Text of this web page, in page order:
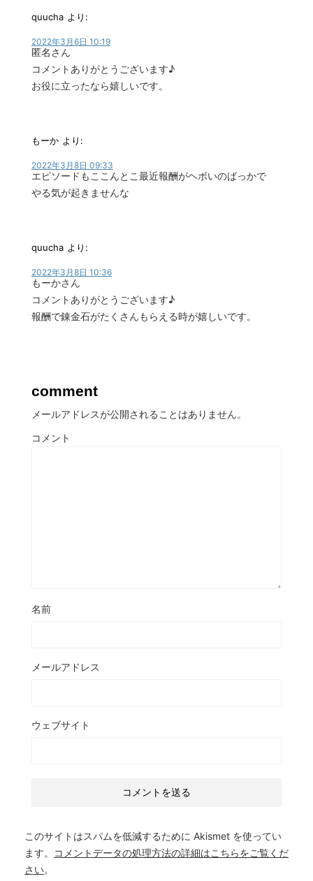
quucha より:
2022年3月6日 10:19
匿名さん
コメントありがとうございます♪
お役に立ったなら嬉しいです。
もーか より:
2022年3月8日 09:33
エピソードもここんとこ最近報酬がヘボいのばっかで
やる気が起きませんな
quucha より:
2022年3月8日 10:36
もーかさん
コメントありがとうございます♪
報酬で錬金石がたくさんもらえる時が嬉しいです。
comment
メールアドレスが公開されることはありません。
コメント
名前
メールアドレス
ウェブサイト
このサイトはスパムを低減するために Akismet を使ってい
ます。
コメントデータの処理方法の詳細はこちらをご覧くだ
さい。